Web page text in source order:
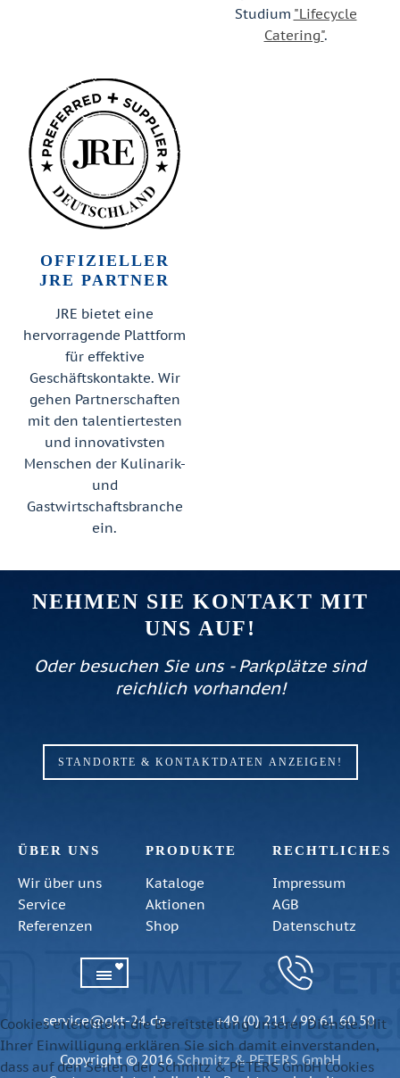
Studium "Lifecycle
Catering".
OFFIZIELLER
JRE PARTNER
JRE bietet eine
hervorragende Plattform
für effektive
Geschäftskontakte. Wir
gehen Partnerschaften
mit den talentiertesten
und innovativsten
Menschen der Kulinarik-
und
Gastwirtschaftsbranche
ein.
NEHMEN SIE KONTAKT MIT
UNS AUF!
Oder besuchen Sie uns - Parkplätze sind
reichlich vorhanden!
STANDORTE & KONTAKTDATEN ANZEIGEN!
ÜBER UNS
Wir über uns
Service
Referenzen
PRODUKTE
Kataloge
Aktionen
Shop
RECHTLICHES
Impressum
AGB
Datenschutz
service@gkt-24.de +49 (0) 211 / 99 61 60 50
Copyright © 2016Schmitz & PETERS GmbH
Cookies erleichtern die Bereitstellung unserer Dienste. Mit
Ihrer Einwilligung erklären Sie sich damit einverstanden,
dass auf den Seiten der Schmitz & PETERS GmbH Cookies